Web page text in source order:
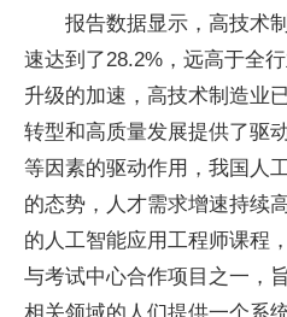
报告数据显示，高技术
速达到了28.2%，远高于全
升级的加速，高技术制造业
转型和高质量发展提供了驱
等因素的驱动作用，我国人
的态势，人才需求增速持续
的人工智能应用工程师课程
与考试中心合作项目之一，